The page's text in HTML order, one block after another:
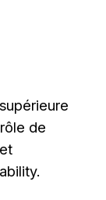
de